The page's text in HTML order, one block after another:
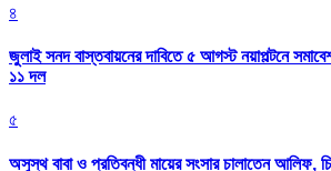
৪
জুলাই সনদ বাস্তবায়নের দাবিতে ৫ আগস্ট নয়াপল্টনে
১১ দল
৫
অসুস্থ বাবা ও প্রতিবন্ধী মায়ের সংসার চালাতেন আলিফ,